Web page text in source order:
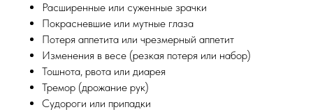
Расширенные или суженные зрачки
Покрасневшие или мутные глаза
Потеря аппетита или чрезмерный аппетит
Изменения в весе (резкая потеря или набор)
Тошнота, рвота или диарея
Тремор (дрожание рук)
Судороги или припадки